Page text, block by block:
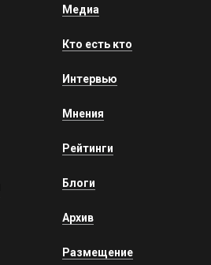
Медиа
Кто есть кто
Интервью
Мнения
Рейтинги
Блоги
Архив
Размещение